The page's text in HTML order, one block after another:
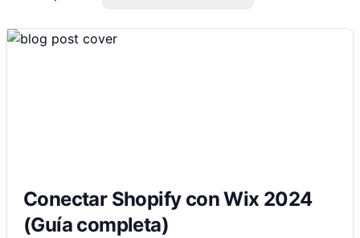
Conectar Shopify con Wix 2024
(Guía completa)